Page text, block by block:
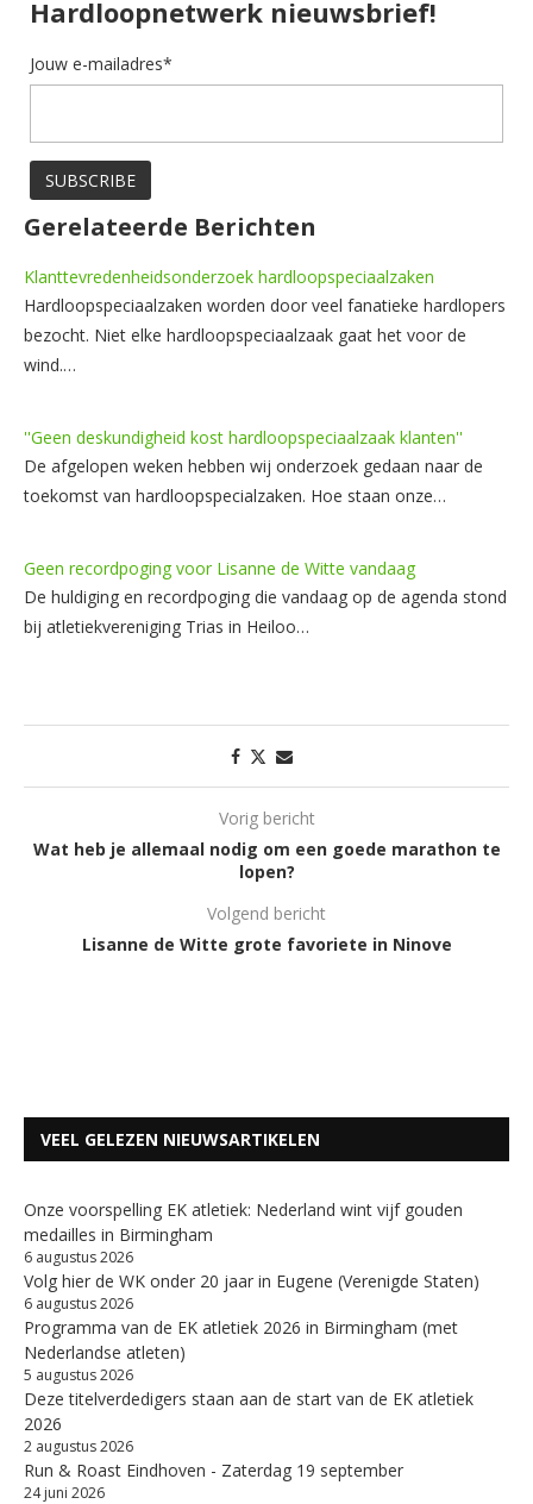
Hardloopnetwerk nieuwsbrief!
Jouw e-mailadres*
Gerelateerde Berichten
Klanttevredenheidsonderzoek hardloopspeciaalzaken
Hardloopspeciaalzaken worden door veel fanatieke hardlopers
bezocht. Niet elke hardloopspeciaalzaak gaat het voor de
wind.…
''Geen deskundigheid kost hardloopspeciaalzaak klanten''
De afgelopen weken hebben wij onderzoek gedaan naar de
toekomst van hardloopspecialzaken. Hoe staan onze…
Geen recordpoging voor Lisanne de Witte vandaag
De huldiging en recordpoging die vandaag op de agenda stond
bij atletiekvereniging Trias in Heiloo…
Vorig bericht
Wat heb je allemaal nodig om een goede marathon te
lopen?
Volgend bericht
Lisanne de Witte grote favoriete in Ninove
VEEL GELEZEN NIEUWSARTIKELEN
Onze voorspelling EK atletiek: Nederland wint vijf gouden
medailles in Birmingham
6 augustus 2026
Volg hier de WK onder 20 jaar in Eugene (Verenigde Staten)
6 augustus 2026
Programma van de EK atletiek 2026 in Birmingham (met
Nederlandse atleten)
5 augustus 2026
Deze titelverdedigers staan aan de start van de EK atletiek
2026
2 augustus 2026
Run & Roast Eindhoven - Zaterdag 19 september
24 juni 2026